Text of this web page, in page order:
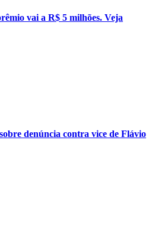
vai a R$ 5 milhões. Veja
denúncia contra vice de Flávio